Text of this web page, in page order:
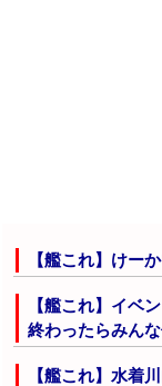
【艦これ】けー
【艦これ】イベ
終わったらみん
【艦これ】水着